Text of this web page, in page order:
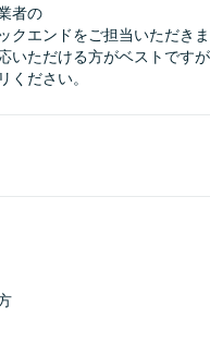
者の
エンドをご担当いただきま
ただける方がベストですが
ださい。